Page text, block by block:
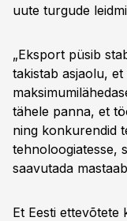
uute turgude
„Eksport püsib
takistab asjaolu,
tähele panna, et
ning konkurendid
tehnoloogiatesse,
saavutada
Et Eesti ettevõtete